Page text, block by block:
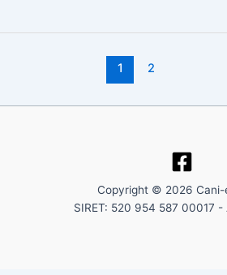
1 2
Copyright © 2026 Cani-
SIRET: 520 954 587 00017 -